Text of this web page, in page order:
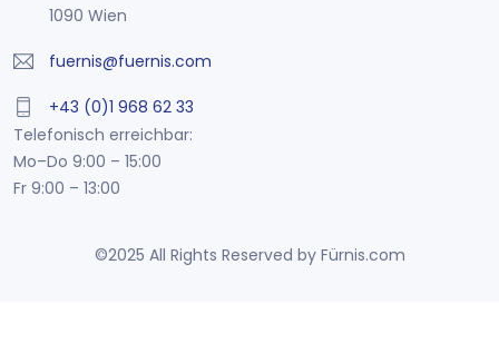
1090 Wien
fuernis@fuernis.com
+43 (0)1 968 62 33
Telefonisch erreichbar:
Mo–Do 9:00 – 15:00
Fr 9:00 – 13:00
©2025 All Rights Reserved by Fürnis.com